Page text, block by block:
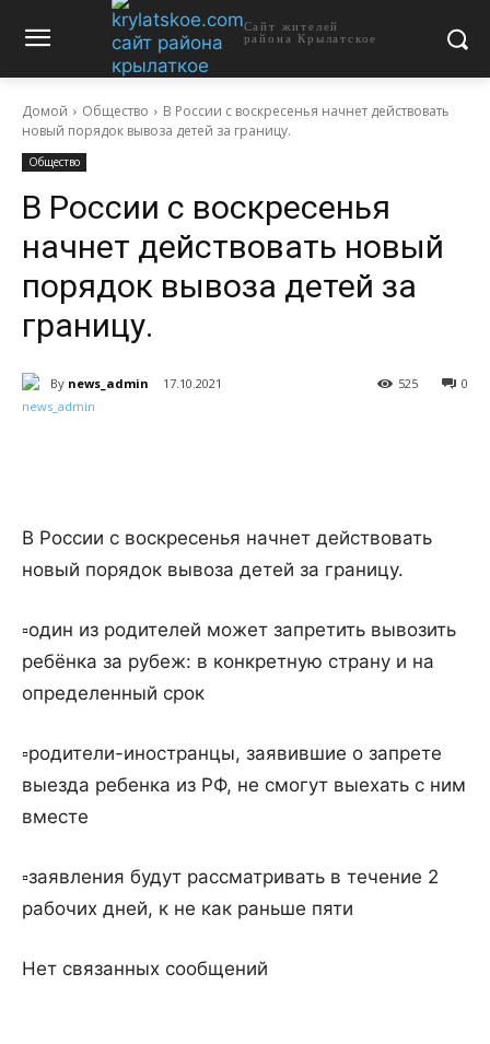
Сайт жителей
района Крылатское
Домой Общество
В России с воскресенья начнет действовать
новый порядок вывоза детей за границу.
Общество
В России с воскресенья
начнет действовать новый
порядок вывоза детей за
границу.
By news_admin 17.10.2021 0
525
В России с воскресенья начнет действовать
новый порядок вывоза детей за границу.
▫️один из родителей может запретить вывозить
ребёнка за рубеж: в конкретную страну и на
определенный срок
▫️родители-иностранцы, заявившие о запрете
выезда ребенка из РФ, не смогут выехать с ним
вместе
▫️заявления будут рассматривать в течение 2
рабочих дней, к не как раньше пяти
Нет связанных сообщений